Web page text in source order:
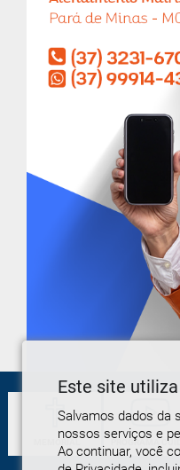
Este site
Salvamos dados da
nossos serviços e
Ao continuar, você
PROGRAMA